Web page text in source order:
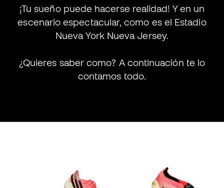
¡Tu sueño puede hacerse realidad! Y en un
escenario espectacular, como es el Estadio
Nueva York Nueva Jersey.
¿Quieres saber como? A continuación te lo
contamos todo.